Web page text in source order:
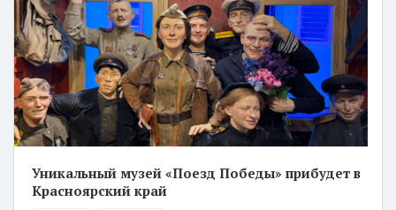
Уникальный музей «Поезд Победы» прибудет в
Красноярский край